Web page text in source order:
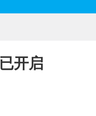
开启